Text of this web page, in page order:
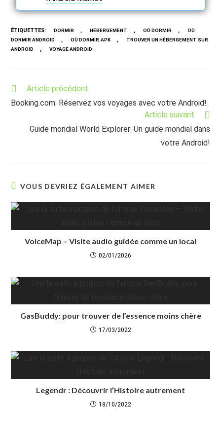
ÉTIQUETTES: DORMIR , HÉBERGEMENT , OÙ DORMIR ,
OÙ
DORMIR ANDROID
, OÙ DORMIR.APK ,
TROUVER UN HÉBERGEMENT SUR
ANDROID
, VOYAGE ANDROID
Read
articles
Article précédent
Booking.com: Réservez vos voyages avec votre Android!
Article suivant
Guide mondial World Explorer: Un guide mondial dans
votre Android!
VOUS DEVRIEZ ÉGALEMENT AIMER
VoiceMap – Visite audio guidée comme un local
02/01/2026
GasBuddy: pour trouver de l’essence moins chère
17/03/2022
Legendr : Découvrir l’Histoire autrement
18/10/2022